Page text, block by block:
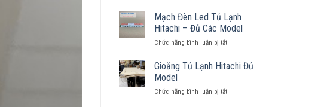
6
Cánh
Tủ
Lạnh
Hitachi
Model
WB640PGV1
Mạch Đèn Led Tủ Lạnh
Hitachi – Đủ Các Model
Chức năng bình luận bị tắtở
Đèn
Lạnh
Gioăng Tủ Lạnh Hitachi Đủ
Model
Chức năng bình luận bị tắtở